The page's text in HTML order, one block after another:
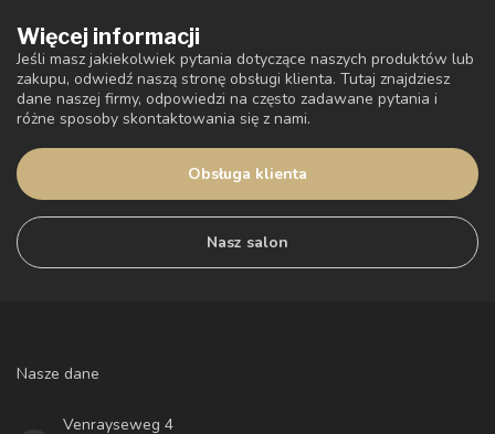
Więcej informacji
Jeśli masz jakiekolwiek pytania dotyczące naszych produktów lub
zakupu, odwiedź naszą stronę obsługi klienta. Tutaj znajdziesz
dane naszej firmy, odpowiedzi na często zadawane pytania i
różne sposoby skontaktowania się z nami.
Obsługa klienta
Nasz salon
Nasze dane
Venrayseweg 4